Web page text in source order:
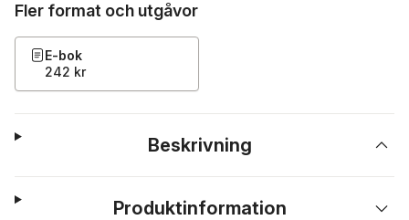
Fler format och utgåvor
E-bok
242 kr
Beskrivning
Produktinformation